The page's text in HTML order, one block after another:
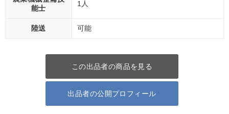
能士
1人
陸送 可能
この出品者の商品を見る
出品者の公開プロフィール